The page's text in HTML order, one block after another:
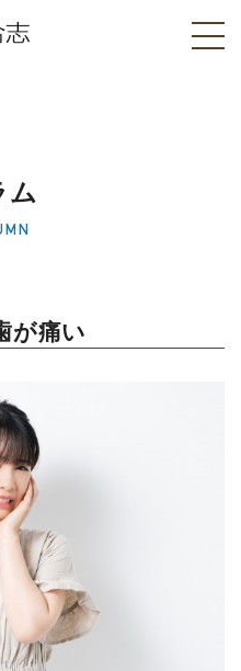
ム
が痛い